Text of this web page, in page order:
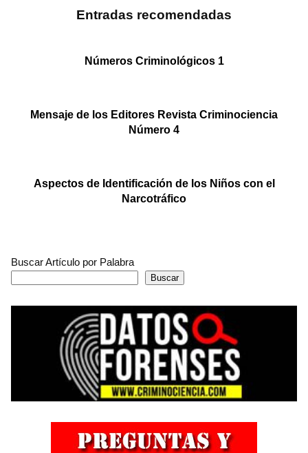
Entradas recomendadas
Números Criminológicos 1
Mensaje de los Editores Revista Criminociencia
Número 4
Aspectos de Identificación de los Niños con el
Narcotráfico
Buscar Artículo por Palabra
Buscar